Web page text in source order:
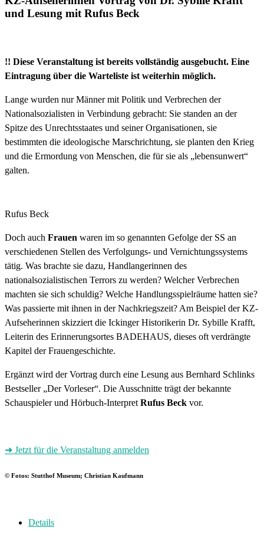
und Lesung mit Rufus Beck
!! Diese Veranstaltung ist bereits vollständig ausgebucht. Eine
Eintragung über die Warteliste ist weiterhin möglich.
Lange wurden nur Männer mit Politik und Verbrechen der
Nationalsozialisten in Verbindung gebracht: Sie standen an der
Spitze des Unrechtsstaates und seiner Organisationen, sie
bestimmten die ideologische Marschrichtung, sie planten den Krieg
und die Ermordung von Menschen, die für sie als „lebensunwert“
galten.
Rufus Beck
Doch auch Frauen waren im so genannten Gefolge der SS an
verschiedenen Stellen des Verfolgungs- und Vernichtungssystems
tätig. Was brachte sie dazu, Handlangerinnen des
nationalsozialistischen Terrors zu werden? Welcher Verbrechen
machten sie sich schuldig? Welche Handlungsspielräume hatten sie?
Was passierte mit ihnen in der Nachkriegszeit? Am Beispiel der KZ-
Aufseherinnen skizziert die Ickinger Historikerin Dr. Sybille Krafft,
Leiterin des Erinnerungsortes BADEHAUS, dieses oft verdrängte
Kapitel der Frauengeschichte.
Ergänzt wird der Vortrag durch eine Lesung aus Bernhard Schlinks
Bestseller „Der Vorleser“. Die Ausschnitte trägt der bekannte
Schauspieler und Hörbuch-Interpret Rufus Beck vor.
➜ Jetzt für die Veranstaltung anmelden
© Fotos: Stutthof Museum; Christian Kaufmann
Details